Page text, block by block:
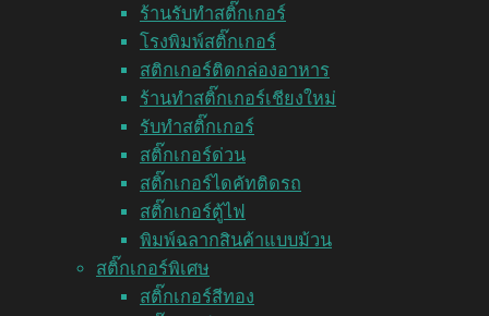
ร้านรับทำสติ๊กเกอร์
โรงพิมพ์สติ๊กเกอร์
สติกเกอร์ติดกล่องอาหาร
ร้านทำสติ๊กเกอร์เชียงใหม่
รับทำสติ๊กเกอร์
สติ๊กเกอร์ด่วน
สติ๊กเกอร์ไดคัทติดรถ
สติ๊กเกอร์ตู้ไฟ
พิมพ์ฉลากสินค้าแบบม้วน
สติ๊กเกอร์พิเศษ
สติ๊กเกอร์สีทอง